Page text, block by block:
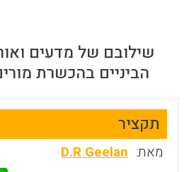
שילובם של מדעים
הביניים בהכשרת
תקציר
מאת: D.R Geelan